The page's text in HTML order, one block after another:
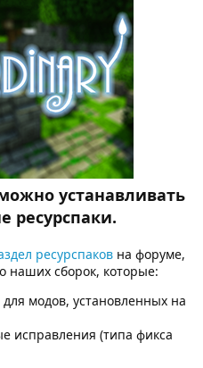
устанавливать
ресурспаки.
ресурспаков на форуме,
наших сборок, которые:
модов, установленных на
исправления (типа фикса